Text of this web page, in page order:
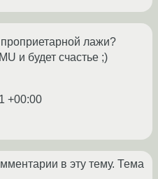
лажи?
и будет счастье ;)
+00:00
в эту тему. Тема